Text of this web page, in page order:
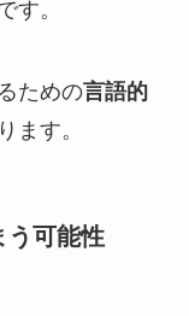
す。
ための言語的
ます。
う可能性